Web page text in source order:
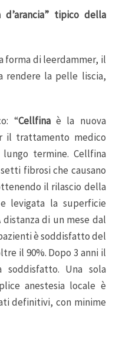
tipico della
forma di leerdammer, il
rendere la pelle liscia,
“Cellfinaè la nuova
il trattamento medico
termine. Cellfina
fibrosi che causano
il rilascio della
levigata la superficie
di un mese dal
è soddisfatto del
il 90%. Dopo 3 anni il
Una sola
anestesia locale è
definitivi, con minime